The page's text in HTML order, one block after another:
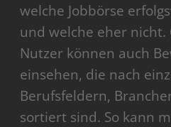
welche Jobbörse
und welche eher nicht.
Nutzer können auch
einsehen, die nach
Berufsfeldern,
sortiert sind. So kann